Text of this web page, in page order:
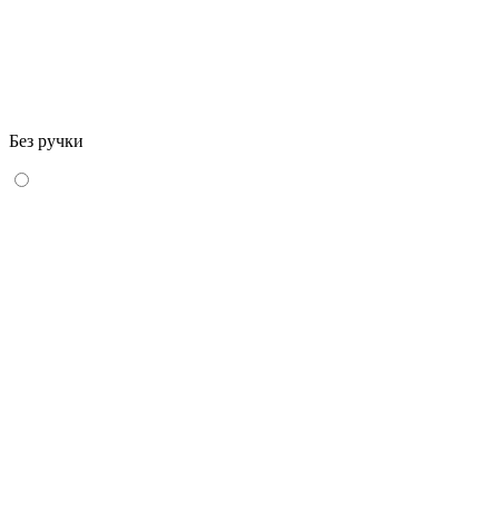
Без ручки